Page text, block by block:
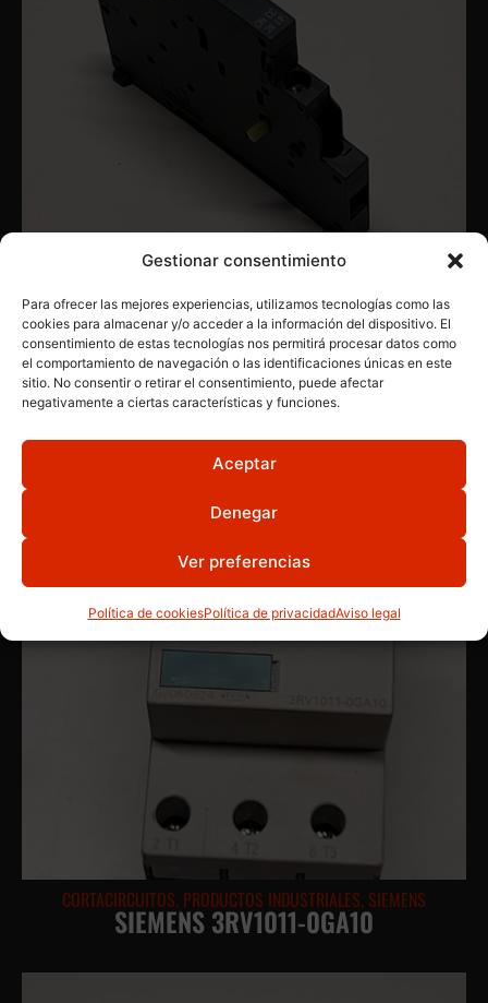
Gestionar consentimiento
Para ofrecer las mejores experiencias, utilizamos tecnologías como las
cookies para almacenar y/o acceder a la información del dispositivo. El
consentimiento de estas tecnologías nos permitirá procesar datos como
el comportamiento de navegación o las identificaciones únicas en este
sitio. No consentir o retirar el consentimiento, puede afectar
negativamente a ciertas características y funciones.
Aceptar
Denegar
Ver preferencias
Política de cookiesPolítica de privacidadAviso legal
CONTACTORES,PRODUCTOS INDUSTRIALES,SIEMENS
SIEMENS 3RV2901-1A
CORTACIRCUITOS, PRODUCTOS INDUSTRIALES, SIEMENS
SIEMENS 3RV1011-0GA10